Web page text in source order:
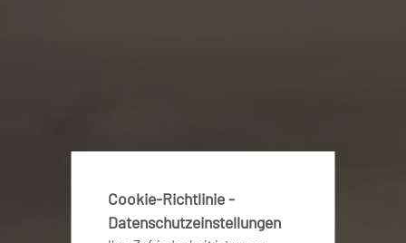
Cookie-Richtlinie -
Datenschutzeinstellungen